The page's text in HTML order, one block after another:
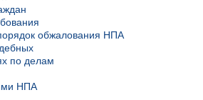
обжалования НПА
по делам
НПА